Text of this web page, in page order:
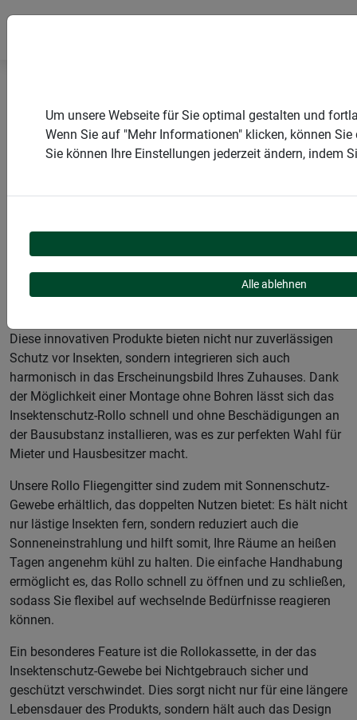
Startseite Produkte
Insektenschutz
Lösungen für Fenster
Rollo
ROLLO
Diese innovativen Produkte bieten nicht nur zuverlässigen
Schutz vor Insekten, sondern integrieren sich auch
harmonisch in das Erscheinungsbild Ihres Zuhauses. Dank
der Möglichkeit einer Montage ohne Bohren lässt sich das
Insektenschutz-Rollo schnell und ohne Beschädigungen an
der Bausubstanz installieren, was es zur perfekten Wahl für
Mieter und Hausbesitzer macht.
Unsere Rollo Fliegengitter sind zudem mit Sonnenschutz-
Gewebe erhältlich, das doppelten Nutzen bietet: Es hält nicht
nur lästige Insekten fern, sondern reduziert auch die
Sonneneinstrahlung und hilft somit, Ihre Räume an heißen
Tagen angenehm kühl zu halten. Die einfache Handhabung
ermöglicht es, das Rollo schnell zu öffnen und zu schließen,
sodass Sie flexibel auf wechselnde Bedürfnisse reagieren
können.
Ein besonderes Feature ist die Rollokassette, in der das
Insektenschutz-Gewebe bei Nichtgebrauch sicher und
geschützt verschwindet. Dies sorgt nicht nur für eine längere
Lebensdauer des Produkts, sondern hält auch das Design
Um unsere Webseite für Sie optimal gestalten und
Wenn Sie auf "Mehr Informationen" klicken, können
Sie können Ihre Einstellungen jederzeit ändern, indem
Alle ablehnen